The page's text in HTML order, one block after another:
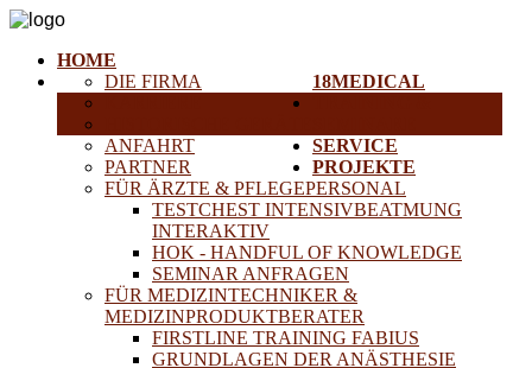
HOME
18MEDICAL
DIE FIRMA
ANFAHRT
PARTNER
FÜR ÄRZTE & PFLEGEPERSONAL
TESTCHEST INTENSIVBEATMUNG
INTERAKTIV
HOK - HANDFUL OF KNOWLEDGE
SEMINAR ANFRAGEN
FÜR MEDIZINTECHNIKER &
MEDIZINPRODUKTBERATER
FIRSTLINE TRAINING FABIUS
GRUNDLAGEN DER ANÄSTHESIE
SERVICE
PROJEKTE